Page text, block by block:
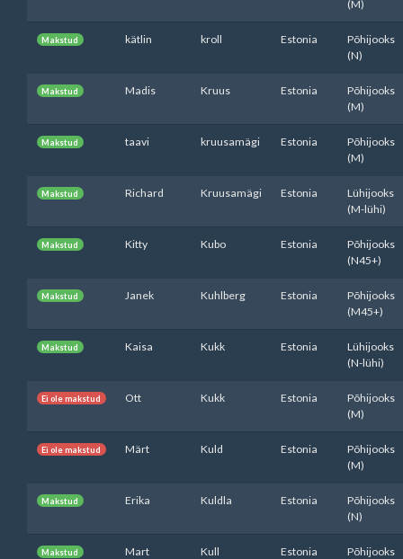
(M)
Makstud kätlin kroll Estonia
Põhijooks
(N)
Makstud Madis Kruus Estonia
Põhijooks
(M)
Makstud taavi kruusamägi Estonia
Põhijooks
(M)
Makstud Richard Kruusamägi Estonia
Lühijooks
(M-lühi)
Makstud Kitty Kubo Estonia
Põhijooks
(N45+)
Makstud Janek Kuhlberg Estonia
Põhijooks
(M45+)
Makstud Kaisa Kukk Estonia
Lühijooks
(N-lühi)
Ei ole makstud Ott Kukk Estonia
Põhijooks
(M)
Ei ole makstud Märt Kuld Estonia
Põhijooks
(M)
Makstud Erika Kuldla Estonia
Põhijooks
(N)
Makstud Mart Kull Estonia
Põhijooks